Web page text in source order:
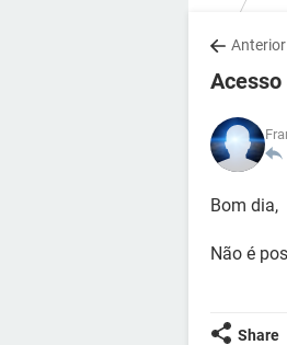
Anterior
Bom dia,
Não é
Share